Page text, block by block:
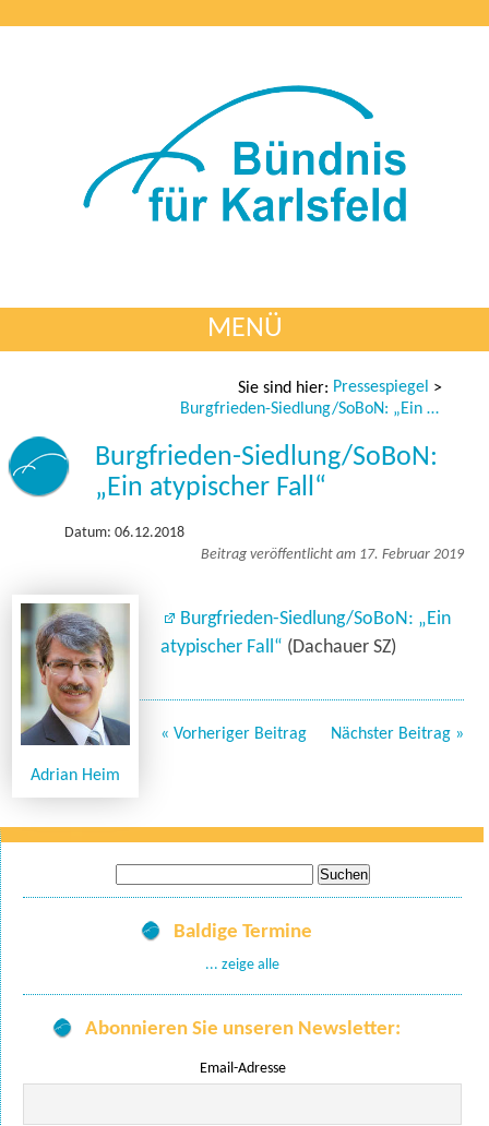
MENÜ
Sie sind hier: Pressespiegel >
Burgfrieden-Siedlung/SoBoN: „Ein atypischer Fall“
Burgfrieden-Siedlung/SoBoN:
„Ein atypischer Fall“
Datum: 06.12.2018
Beitrag veröffentlicht am 17. Februar 2019
Adrian Heim
Burgfrieden-Siedlung/SoBoN: „Ein
atypischer Fall“ (Dachauer SZ)
« Vorheriger Beitrag Nächster Beitrag »
nach:
Baldige Termine
... zeige alle
Abonnieren Sie unseren Newsletter:
Email-Adresse